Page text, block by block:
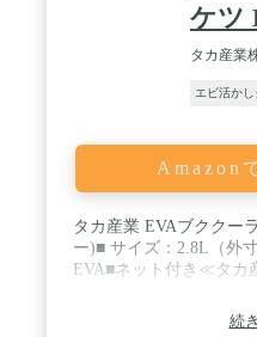
ケツ
タカ産業
エビ活か
Amazon
タカ産業 EVAブククー
ー)■ サイズ：2.8L（外
EVA■ネット付き≪タカ
続